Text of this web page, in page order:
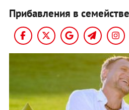
Прибавления в